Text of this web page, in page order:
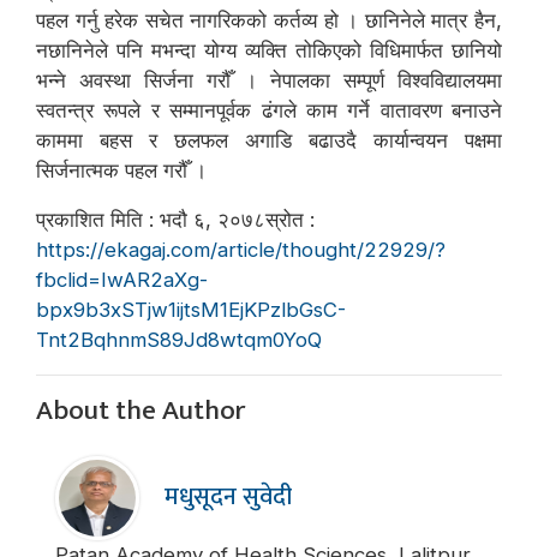
पहल गर्नु हरेक सचेत नागरिकको कर्तव्य हो । छानिनेले मात्र हैन,
नछानिनेले पनि मभन्दा योग्य व्यक्ति तोकिएको विधिमार्फत छानियो
भन्ने अवस्था सिर्जना गरौँ । नेपालका सम्पूर्ण विश्वविद्यालयमा
स्वतन्त्र रूपले र सम्मानपूर्वक ढंगले काम गर्ने वातावरण बनाउने
काममा बहस र छलफल अगाडि बढाउदै कार्यान्वयन पक्षमा
सिर्जनात्मक पहल गरौँ ।
प्रकाशित मिति : भदौ ६, २०७८स्रोत :
https://ekagaj.com/article/thought/22929/?
fbclid=IwAR2aXg-
bpx9b3xSTjw1ijtsM1EjKPzlbGsC-
Tnt2BqhnmS89Jd8wtqm0YoQ
About the Author
मधुसूदन सुवेदी